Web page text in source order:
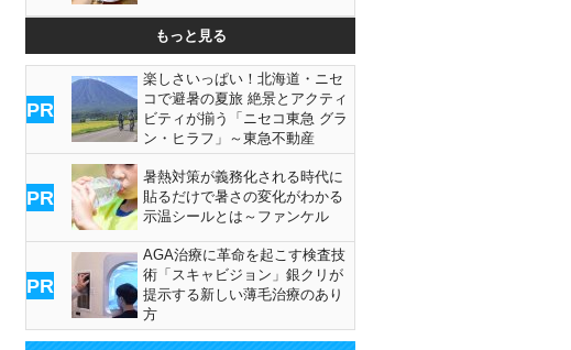
もっと見る
PR
楽しさいっぱい！北海道・ニセ
コで避暑の夏旅 絶景とアクティ
ビティが揃う「ニセコ東急 グラ
ン・ヒラフ」～東急不動産
PR
暑熱対策が義務化される時代に
貼るだけで暑さの変化がわかる
示温シールとは～ファンケル
PR
AGA治療に革命を起こす検査技
術「スキャビジョン」銀クリが
提示する新しい薄毛治療のあり
方